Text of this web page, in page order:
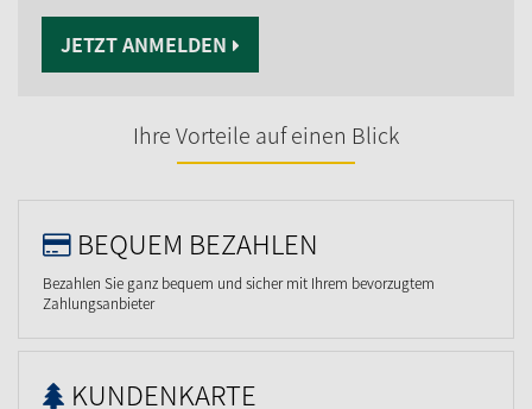
JETZT ANMELDEN
Ihre Vorteile auf einen Blick
BEQUEM BEZAHLEN
Bezahlen Sie ganz bequem und sicher mit Ihrem bevorzugtem
Zahlungsanbieter
KUNDENKARTE